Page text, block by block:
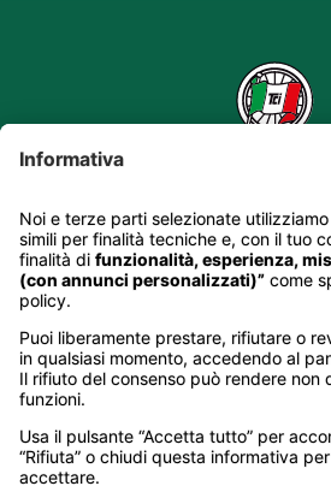
Hotelturist S.p.A.
Via E. Forcellini, 150 - 35128 Padova - Italia
C.F. e Reg. Imp. PD 01620970903
R.E.A. n. 0345593 di PD
P.IVA 01047360910